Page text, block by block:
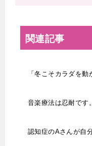
関連記事
「冬こそカラダを
音楽療法は忍耐です
認知症のAさんが自